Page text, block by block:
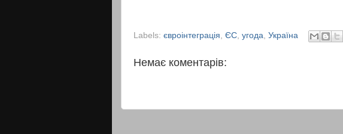
Labels: євроінтеграція ЄС угода Україна
Немає коментарів: